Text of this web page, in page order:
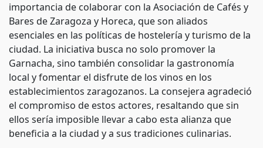
importancia de colaborar con la Asociación de Cafés y
Bares de Zaragoza y Horeca, que son aliados
esenciales en las políticas de hostelería y turismo de la
ciudad. La iniciativa busca no solo promover la
Garnacha, sino también consolidar la gastronomía
local y fomentar el disfrute de los vinos en los
establecimientos zaragozanos. La consejera agradeció
el compromiso de estos actores, resaltando que sin
ellos sería imposible llevar a cabo esta alianza que
beneficia a la ciudad y a sus tradiciones culinarias.